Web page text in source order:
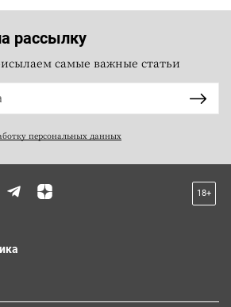
рассылку
самые важные статьи
персональных данных
18+